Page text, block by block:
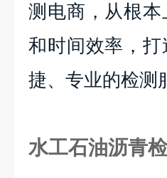
测电商，从根
和时间效率，
捷、专业的检测
水工石油沥青